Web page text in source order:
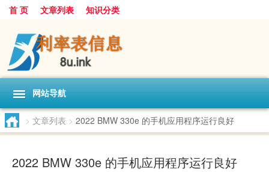
首 页 文章列表 知识分类
网站导航
> 文章列表 > 2022 BMW 330e 的手机应用程序运行良好
2022 BMW 330e 的手机应用程序运行良好